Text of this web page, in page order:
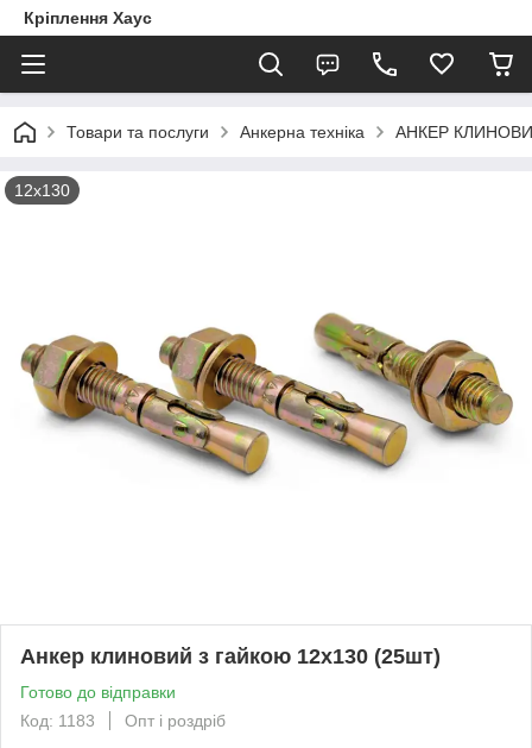
Кріплення Хаус
Товари та послуги Анкерна техніка АНКЕР
12х130
Анкер клиновий з гайкою 12х130 (25шт)
Готово до відправки
Код: 1183
Опт і роздріб